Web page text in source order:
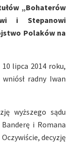
„Bohaterów
i Stepanowi
Polaków na
lipca 2014 roku,
radny Iwan
wyższego sądu
i Romana
decyzję